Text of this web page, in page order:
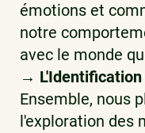
émotions et
notre
avec le monde
→
Ensemble, nous
l'exploration des